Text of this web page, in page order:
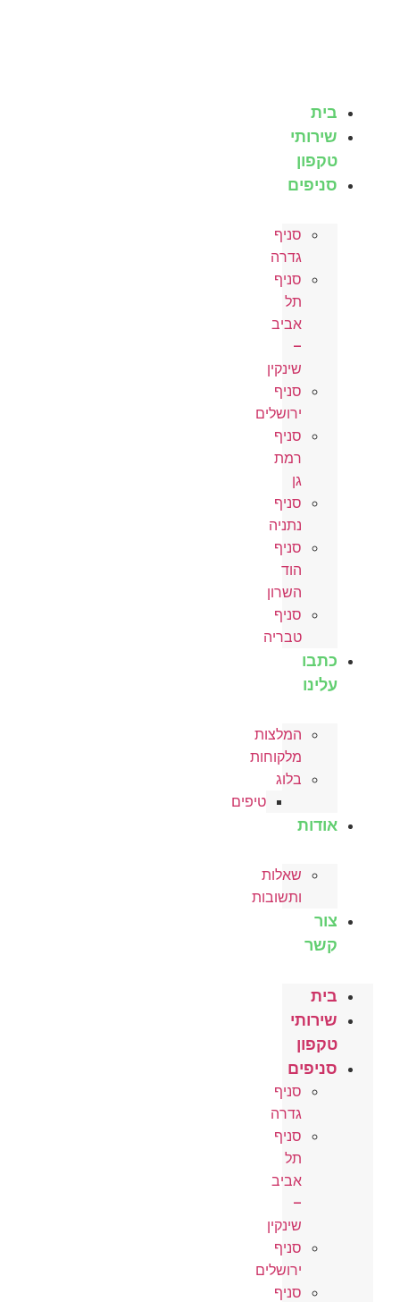
בית
שירותי
טקפון
סניפים
סניף
גדרה
סניף
תל
אביב
–
שינקין
סניף
ירושלים
סניף
רמת
גן
סניף
נתניה
סניף
הוד
השרון
סניף
טבריה
כתבו
עלינו
המלצות
מלקוחות
בלוג
טיפים
אודות
שאלות
ותשובות
צור
קשר
בית
שירותי
טקפון
סניפים
סניף
גדרה
סניף
תל
אביב
–
שינקין
סניף
ירושלים
סניף